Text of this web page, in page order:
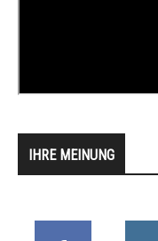
IHRE MEINUNG